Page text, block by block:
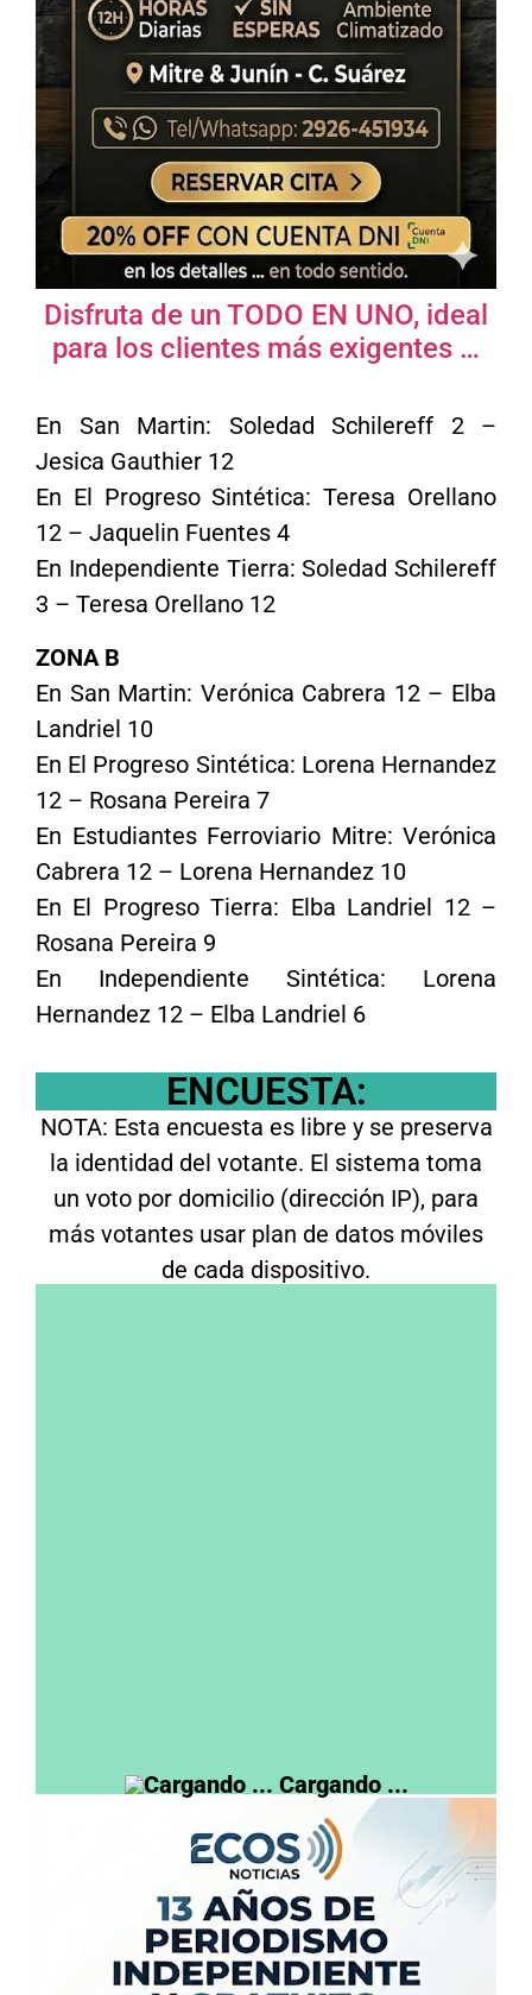
Disfruta de un TODO EN UNO, ideal
para los clientes más exigentes …
En San Martin: Soledad Schilereff 2 –
Jesica Gauthier 12
En El Progreso Sintética: Teresa Orellano
12 – Jaquelin Fuentes 4
En Independiente Tierra: Soledad Schilereff
3 – Teresa Orellano 12
ZONA B
En San Martin: Verónica Cabrera 12 – Elba
Landriel 10
En El Progreso Sintética: Lorena Hernandez
12 – Rosana Pereira 7
En Estudiantes Ferroviario Mitre: Verónica
Cabrera 12 – Lorena Hernandez 10
En El Progreso Tierra: Elba Landriel 12 –
Rosana Pereira 9
En Independiente Sintética: Lorena
Hernandez 12 – Elba Landriel 6
ENCUESTA:
Cargando ...
NOTA: Esta encuesta es libre y se preserva
la identidad del votante. El sistema toma
un voto por domicilio (dirección IP), para
más votantes usar plan de datos móviles
de cada dispositivo.